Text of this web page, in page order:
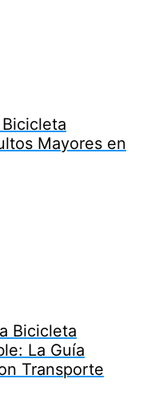
Mayores en
Bicicleta
La Guía
Transporte